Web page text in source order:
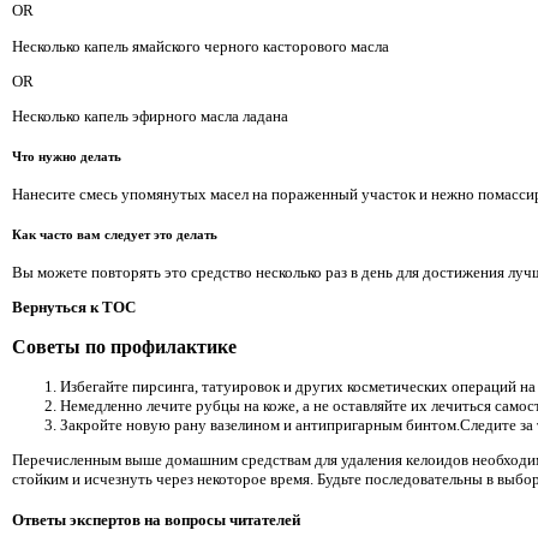
OR
Несколько капель ямайского черного касторового масла
OR
Несколько капель эфирного масла ладана
Что нужно делать
Нанесите смесь упомянутых масел на пораженный участок и нежно
Как часто вам следует это делать
Вы можете повторять это средство несколько раз в день для достижения
Вернуться к TOC
Советы по профилактике
Избегайте пирсинга, татуировок и других косметических операций
Немедленно лечите рубцы на коже, а не оставляйте их лечиться
Закройте новую рану вазелином и антипригарным бинтом.Следите
Перечисленным выше домашним средствам для удаления келоидов
стойким и исчезнуть через некоторое время. Будьте последовательны в
Ответы экспертов на вопросы читателей